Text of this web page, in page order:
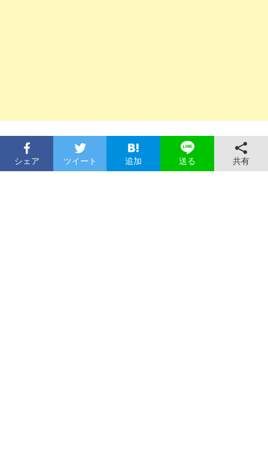
シェア ツイート 追加 送る 共有